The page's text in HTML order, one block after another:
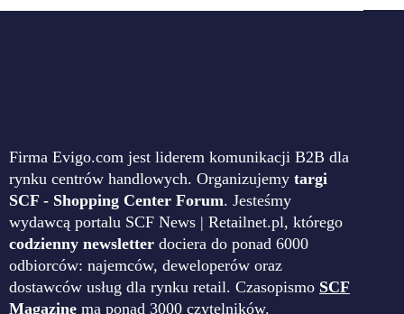
Firma Evigo.com jest liderem komunikacji B2B dla
rynku centrów handlowych. Organizujemy targi
SCF - Shopping Center Forum. Jesteśmy
wydawcą portalu SCF News | Retailnet.pl, którego
codzienny newsletter dociera do ponad 6000
odbiorców: najemców, deweloperów oraz
dostawców usług dla rynku retail. Czasopismo SCF
Magazine ma ponad 3000 czytelników.